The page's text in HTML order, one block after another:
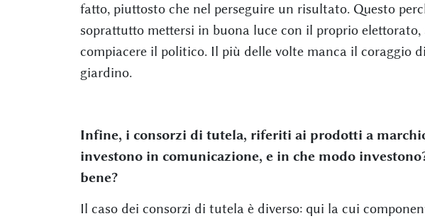
fatto, piuttosto che nel perseguire un risultato. Questo
soprattutto mettersi in buona luce con il proprio
compiacere il politico. Il più delle volte manca il coraggio
giardino.
Infine, i consorzi di tutela, riferiti ai prodotti a
investono in comunicazione, e in che modo
bene?
Il caso dei consorzi di tutela è diverso: qui la cui